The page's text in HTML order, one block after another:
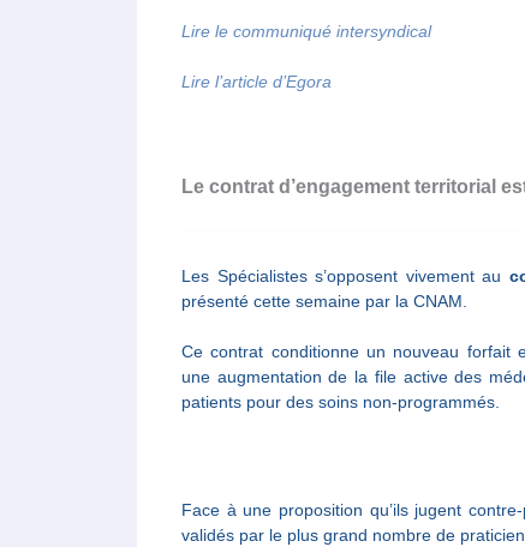
Lire le communiqué intersyndical
Lire l’article d’Egora
Le contrat d’engagement territorial
Les Spécialistes s’opposent vivement au
présenté cette semaine par la CNAM.
Ce contrat conditionne un nouveau forfait
une augmentation de la file active des
patients pour des soins non-programmés.
Face à une proposition qu’ils jugent
validés par le plus grand nombre de